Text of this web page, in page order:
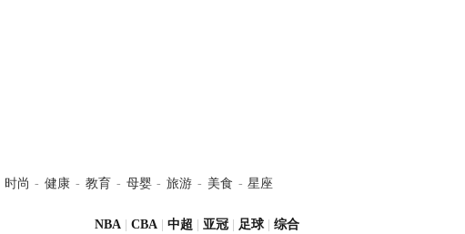
时尚 - 健康 - 教育 - 母婴 - 旅游 - 美食 - 星座
NBA CBA 中超 亚冠 足球 综合